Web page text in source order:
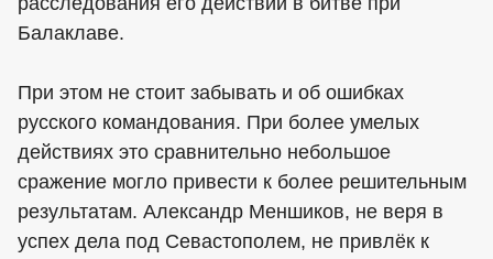
Балаклаве.
При этом не стоит забывать и об ошибках
русского командования. При более умелых
действиях это сравнительно небольшое
сражение могло привести к более решительным
результатам. Александр Меншиков, не веря в
успех дела под Севастополем, не привлёк к